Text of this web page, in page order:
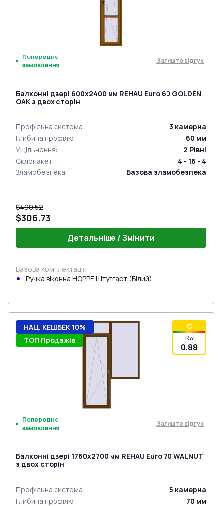
Попереднє
замовлення
Залиште відгук
Балконні двері 600x2400 мм REHAU Euro 60 GOLDEN
OAK з двох сторін
Профільна система: 3 камерна
Глибина профілю: 60 мм
Ущільнення: 2 Рівні
Склопакет:
4 - 16 - 4
Зламобезпека: Базова зламобезпека
$490.52
$306.73
Детальніше / Змінити
Базова комплектація
Ручка віконна HOPPE Штутгарт (Білий)
C
Rw
0.88
НАЦ. КЕШБЕК 10%
ТОП Продажів
Попереднє
замовлення
Залиште відгук
Балконні двері 1760x2700 мм REHAU Euro 70 WALNUT
з двох сторін
Профільна система: 5 камерна
Глибина профілю: 70 мм